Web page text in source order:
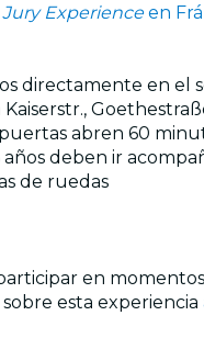
Jury Experienceen
directamente en el
puertas abren 60
años deben ir
de ruedas
en
esta experiencia